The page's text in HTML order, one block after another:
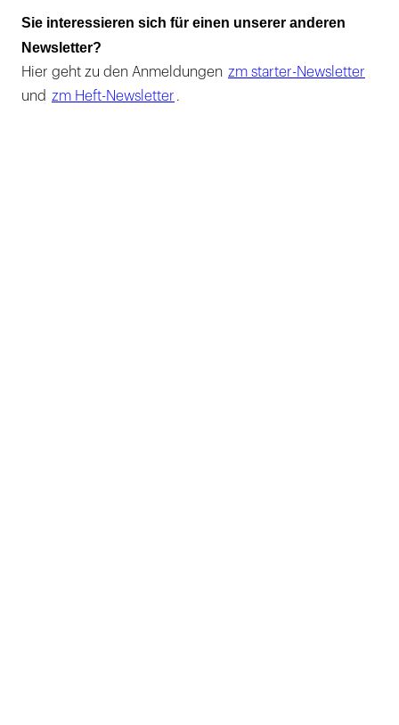
Sie interessieren sich für einen unserer anderen
Newsletter?
Hier geht zu den Anmeldungen zm starter-Newsletter
und zm Heft-Newsletter .